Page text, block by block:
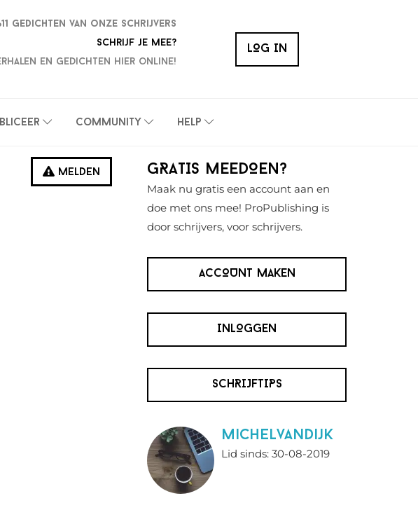
gedichten van onze schrijvers
Schrijf je mee?
en gedichten hier online!
LOG IN
Community Help
Melden
Primaire
Sidebar
GRATIS MEEDOEN?
Maak nu gratis een account aan en
doe met ons mee! ProPublishing is
door schrijvers, voor schrijvers.
ACCOUNT MAKEN
INLOGGEN
SCHRIJFTIPS
MichelvanDijk
Lid sinds: 30-08-2019